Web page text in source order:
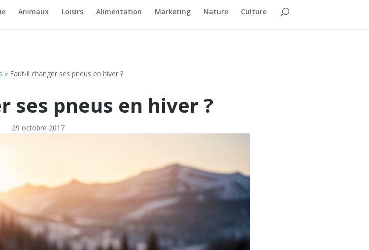
Animaux Loisirs Alimentation Marketing Nature Culture
» Faut-il changer ses pneus en hiver ?
ses pneus en hiver ?
29 octobre 2017